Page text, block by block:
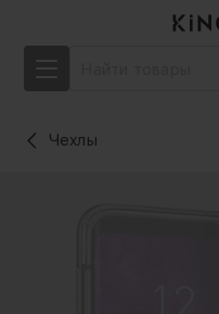
Чехлы